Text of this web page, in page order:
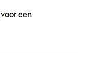
voor een